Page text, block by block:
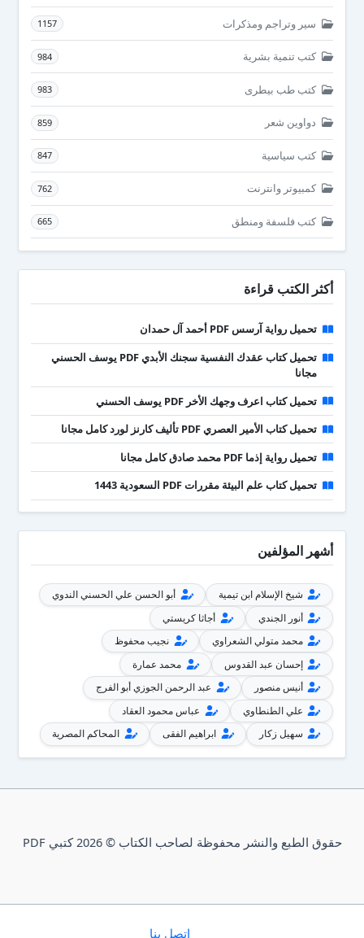
سير وتراجم ومذكرات 1157
كتب تنمية بشرية 984
كتب طب بيطرى 983
دواوين شعر 859
كتب سياسية 847
كمبيوتر وانترنت 762
كتب فلسفة ومنطق 665
أكثر الكتب قراءة
تحميل رواية آرسس PDF أحمد آل حمدان
تحميل كتاب عقدك النفسية سجنك الأبدي PDF يوسف الحسني
مجانا
تحميل كتاب اعرف وجهك الأخر PDF يوسف الحسني
تحميل كتاب الأمير العصري PDF تأليف كارنز لورد كامل مجانا
تحميل رواية إذما PDF محمد صادق كامل مجانا
تحميل كتاب علم البيئة مقررات PDF السعودية 1443
أشهر المؤلفين
شيخ الإسلام ابن تيمية
أبو الحسن علي الحسني الندوي
أنور الجندي
أجاثا كريستي
محمد متولي الشعراوي
نجيب محفوظ
إحسان عبد القدوس
محمد عمارة
أنيس منصور
عبد الرحمن الجوزي أبو الفرج
علي الطنطاوي
عباس محمود العقاد
سهيل زكار
ابراهيم الفقى المحاكم المصرية
حقوق الطبع والنشر محفوظة لصاحب الكتاب © 2026 كتبي PDF
إتصل بنا